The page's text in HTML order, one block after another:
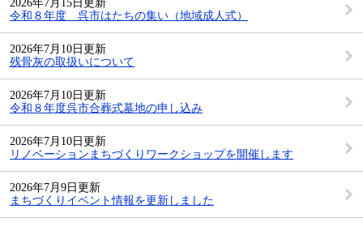
2026年7月15日更新
令和８年度 呉市はたちの集い（地域成人式）
2026年7月10日更新
残骨灰の取扱いについて
2026年7月10日更新
令和８年度呉市合葬式墓地の申し込み
2026年7月10日更新
リノベーションまちづくりワークショップを開催します
2026年7月9日更新
まちづくりイベント情報を更新しました